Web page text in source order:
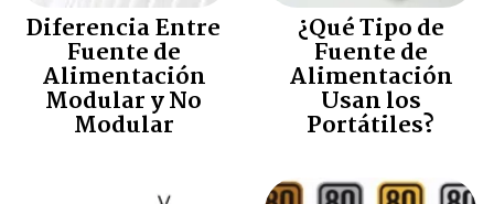
Diferencia Entre
Fuente de
Alimentación
Modular y No
Modular
¿Qué Tipo de
Fuente de
Alimentación
Usan los
Portátiles?